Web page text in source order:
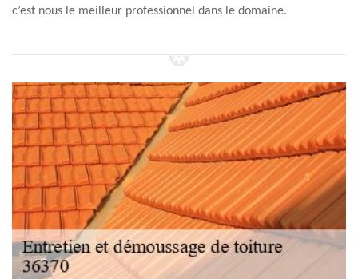
c’est nous le meilleur professionnel dans le domaine.